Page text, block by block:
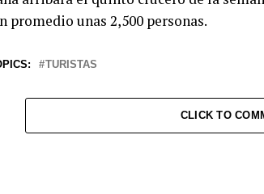
promedio unas 2,500 personas.
TURISTAS
CLICK TO